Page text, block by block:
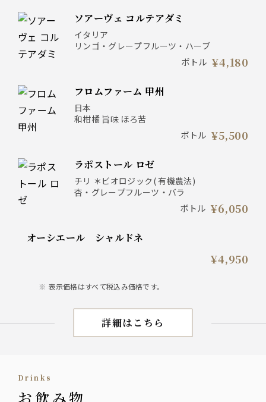
ソアーヴェ コルテアダミ
イタリア
リンゴ・グレープフルーツ・ハーブ
ボトル ¥4,180
フロムファーム 甲州
日本
和柑橘 旨味 ほろ苦
ボトル ¥5,500
ラポストール ロゼ
チリ ＊ビオロジック( 有機農法)
杏・グレープフルーツ・バラ
ボトル ¥6,050
オーシエール シャルドネ
¥4,950
表示価格はすべて税込み価格です。
ワイン
詳細はこちら
Drinks
お飲み物